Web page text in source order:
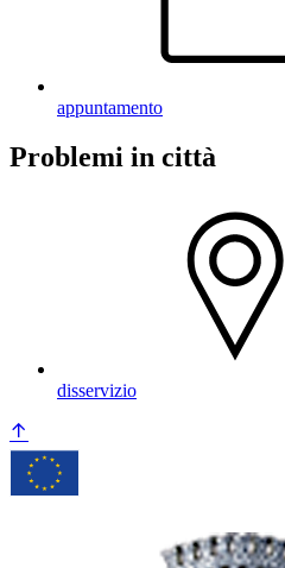
appuntamento
Problemi in città
disservizio